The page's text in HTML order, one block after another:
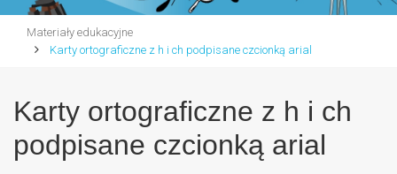
Materiały edukacyjne
Karty ortograficzne z h i ch podpisane czcionką arial
Karty ortograficzne z h i ch
podpisane czcionką arial